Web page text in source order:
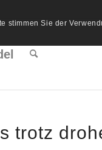
trotz
stimmen Sie der